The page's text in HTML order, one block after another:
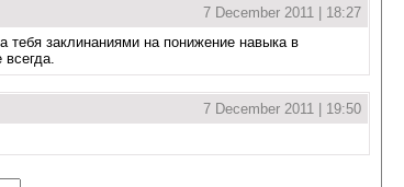
7 December 2011 | 18:27
заклинаниями на понижение навыка в
7 December 2011 | 19:50